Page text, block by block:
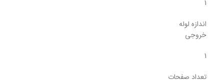
1
اندازه لوله
خروجی
1
تعداد صفحات